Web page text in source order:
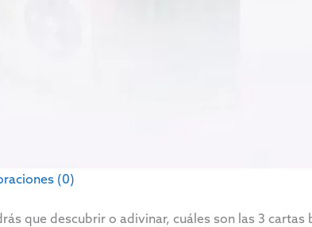
(0)
que descubrir o adivinar, cuáles son las 3